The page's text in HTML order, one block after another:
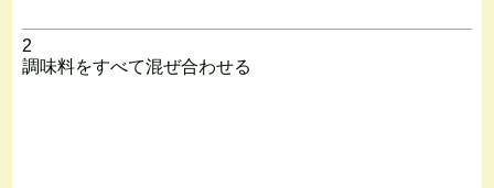
2
調味料をすべて混ぜ合わせる